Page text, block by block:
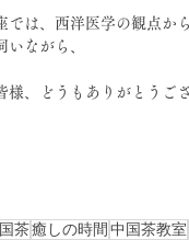
では、西洋医学の観点か
いながら、
様、どうもありがとうご
茶癒しの時間 中国茶教室